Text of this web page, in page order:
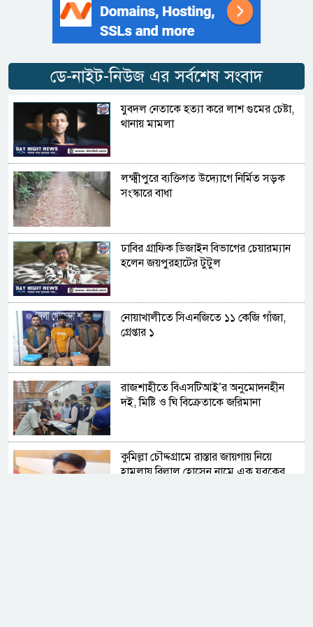
ডে-নাইট-নিউজ এর সর্বশেষ সংবাদ
যুবদল নেতাকে হত্যা করে লাশ গুমের চেষ্টা,
থানায় মামলা
লক্ষ্মীপুরে ব্যক্তিগত উদ্যোগে নির্মিত সড়ক
সংস্কারে বাধা
ঢাবির গ্রাফিক ডিজাইন বিভাগের চেয়ারম্যান
হলেন জয়পুরহাটের টুটুল
নোয়াখালীতে সিএনজিতে ১১ কেজি গাঁজা,
গ্রেপ্তার ১
রাজশাহীতে বিএসটিআই’র অনুমোদনহীন
দই, মিষ্টি ও ঘি বিক্রেতাকে জরিমানা
কুমিল্লা চৌদ্দগ্রামে রাস্তার জায়গায় নিয়ে
হামলায় বিল্লাল হোসেন নামে এক যুবকের